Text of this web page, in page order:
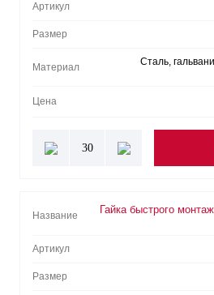
Артикул
Размер
Материал
Сталь,
Цена
30
Название
Гайка быстрого
Артикул
Размер